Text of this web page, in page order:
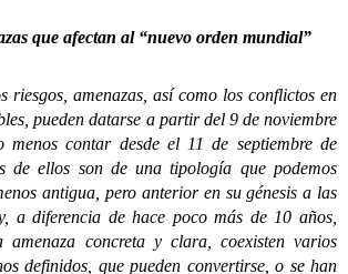
que afectan al “nuevo orden mundial”
amenazas, así como los conflictos en
pueden datarse a partir del 9 de noviembre
menos contar desde el 11 de septiembre de
de ellos son de una tipología que podemos
antigua, pero anterior en su génesis a las
a diferencia de hace poco más de 10 años,
amenaza concreta y clara, coexisten varios
definidos, que pueden convertirse, o se han